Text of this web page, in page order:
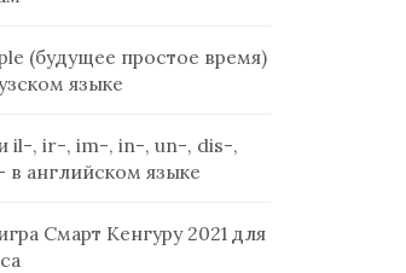
(будущее простое время)
языке
il-, ir-, im-, in-, un-, dis-,
английском языке
Смарт Кенгуру 2021 для